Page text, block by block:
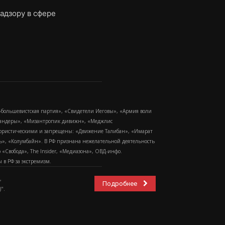
в сфере
партия», «Свидетели Иеговы», «Армия воли
«Мизантропик дивижн», «Меджлис
и запрещены: «Движение Талибан», «Имарат
«Колумбайн». В РФ признана нежелательной деятельность
The Insider, «Медиазона», ОВД-инфо.
РФ за экстремизм.
Подробнее